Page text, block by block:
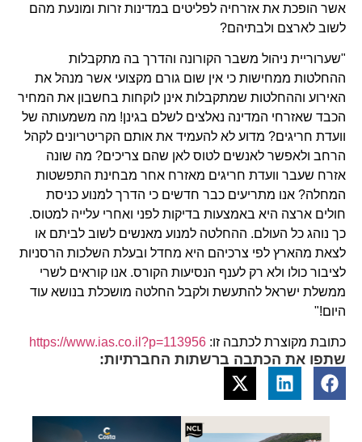
אשר הופכת את אזרחיה לפליטים במדינות זרות ומונעת מהם
לשוב לארצם ולבתיהם?
"שערוריית ניהול משבר הקורונה והדרך בה מתקבלות
ההחלטות ממחישות כי אין שום גורם מקצועי אשר מנהל את
האירוע וההחלטות שמתקבלות אינן לוקחות בחשבון את המחיר
הכבד שאזרחי המדינה נאלצים לשלם בגינן! מה משמעותה של
וועדת חריגים? מדוע לא להעמיד את אותם הקריטריונים לקהל
הרחב ולאפשר לאנשים לטוס לאן שהם צריכים? מה שונה
אזרח שעבר וועדת חריגים מאזרח אחר מבחינת התפשטות
המחלה? אנו מתריעים כבר חדשים כי הדרך למנוע כניסת
חולים ארצה היא באמצעות בדיקות לפני ואחרי עלייה למטוס.
כך נוהג כל העולם. ההחלטה למנוע מאנשים לשוב לביתם או
לצאת מהארץ לפי צרכיהם היא מחדל ובעלת השלכות הרסניות
לציבור כולו ולא רק לענף הנסיעות הקורס. אנו קוראים לשרי
ממשלת ישראל להתעשת ולקבל החלטה מושכלת בנושא עוד
היום!"
כתובת מקוצרת לכתבה זו: https://www.ias.co.il?p=113956
שתפו את הכתבה ברשתות החברתיות: